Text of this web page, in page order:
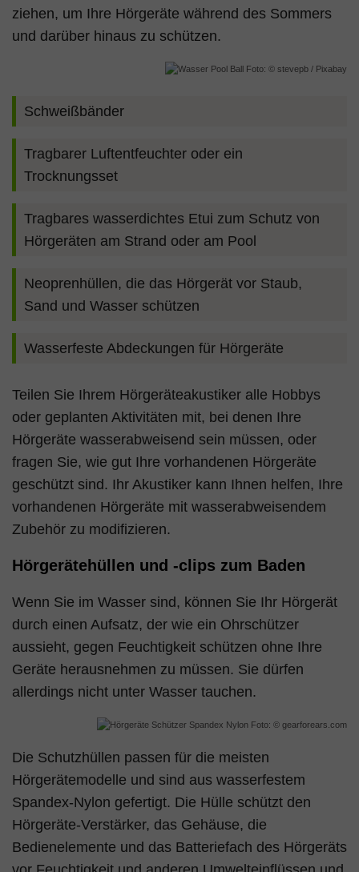
ziehen, um Ihre Hörgeräte während des Sommers
und darüber hinaus zu schützen.
Foto: © stevepb / Pixabay
Schweißbänder
Tragbarer Luftentfeuchter oder ein
Trocknungsset
Tragbares wasserdichtes Etui zum Schutz von
Hörgeräten am Strand oder am Pool
Neoprenhüllen, die das Hörgerät vor Staub,
Sand und Wasser schützen
Wasserfeste Abdeckungen für Hörgeräte
Teilen Sie Ihrem Hörgeräteakustiker alle Hobbys
oder geplanten Aktivitäten mit, bei denen Ihre
Hörgeräte wasserabweisend sein müssen, oder
fragen Sie, wie gut Ihre vorhandenen Hörgeräte
geschützt sind. Ihr Akustiker kann Ihnen helfen, Ihre
vorhandenen Hörgeräte mit wasserabweisendem
Zubehör zu modifizieren.
Hörgerätehüllen und -clips zum Baden
Wenn Sie im Wasser sind, können Sie Ihr Hörgerät
durch einen Aufsatz, der wie ein Ohrschützer
aussieht, gegen Feuchtigkeit schützen ohne Ihre
Geräte herausnehmen zu müssen. Sie dürfen
allerdings nicht unter Wasser tauchen.
Foto: © gearforears.com
Die Schutzhüllen passen für die meisten
Hörgerätemodelle und sind aus wasserfestem
Spandex-Nylon gefertigt. Die Hülle schützt den
Hörgeräte-Verstärker, das Gehäuse, die
Bedienelemente und das Batteriefach des Hörgeräts